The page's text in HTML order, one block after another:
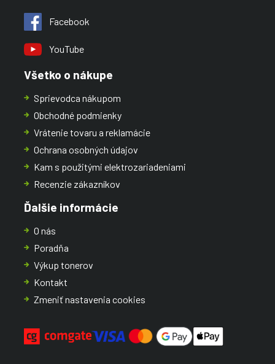
Facebook
YouTube
Všetko o nákupe
Sprievodca nákupom
Obchodné podmienky
Vrátenie tovaru a reklamácie
Ochrana osobných údajov
Kam s použitými elektrozariadeniami
Recenzie zákazníkov
Ďalšie informácie
O nás
Poradňa
Výkup tonerov
Kontakt
Zmeniť nastavenia cookies